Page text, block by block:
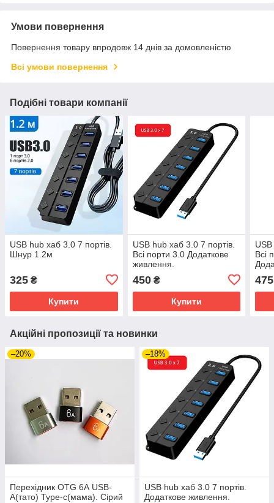
Умови повернення
Повернення товару впродовж 14 днів за домовленістю
Всі умови повернення
Подібні товари компанії
USB hub хаб 3.0 7 портів.
Шнур 1.2м
325 ₴
Купити
USB hub хаб 3.0 7 портів.
Всі порти 3.0 Додаткове
живлення.
450₴
Купити
Всі
475
Акційні пропозиції та новинки
–20%
Перехідник OTG 6А USB-
A(тато) Type-c(мама). Сірий
–18%
USB hub хаб 3.0 7 портів.
Додаткове живлення.